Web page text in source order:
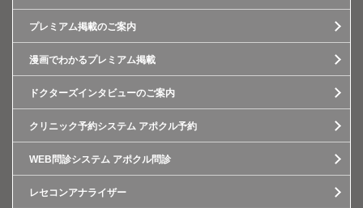
プレミアム掲載のご案内
漫画でわかるプレミアム掲載
ドクターズインタビューのご案内
クリニック予約システム アポクル予約
WEB問診システム アポクル問診
レセコンアナライザー